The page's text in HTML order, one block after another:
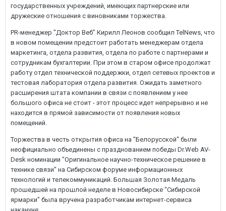
государственных учреждений, имеющих партнерские или
дружеские отношения с виновниками торжества.
PR-менеджер "Доктор Веб" Кирилл Леонов сообщил TelNews, что
в новом помещении предстоит работать менеджерам отдела
маркетинга, отдела развития, отдела по работе с партнерами и
сотрудникам бухгалтерии. При этом в старом офисе продолжат
работу отдел технической поддержки, отдел сетевых проектов и
тестовая лаборатория отдела развития. Ожидать заметного
расширения штата компании в связи с появлением у нее
большого офиса не стоит - этот процесс идет непрерывно и не
находится в прямой зависимости от появления новых
помещений.
Торжества в честь открытия офиса на "Белорусской" были
неофициально объединены с празднованием победы Dr.Web AV-
Desk номинации "Оригинальное научно-техническое решение в
технике связи" на Сибирском форуме информационных
технологий и телекоммуникаций. Большая Золотая Медаль
прошедшей на прошлой неделе в Новосибирске "Сибирской
ярмарки" была вручена разработчикам интернет-сервиса